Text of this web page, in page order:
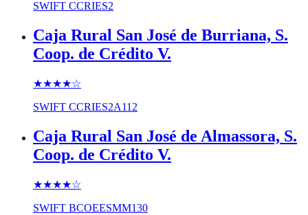
SWIFT CCRIES2
Caja Rural San José de Burriana, S.
Coop. de Crédito V.
★★★★☆
SWIFT CCRIES2A112
Caja Rural San José de Almassora, S.
Coop. de Crédito V.
★★★★☆
SWIFT BCOEESMM130